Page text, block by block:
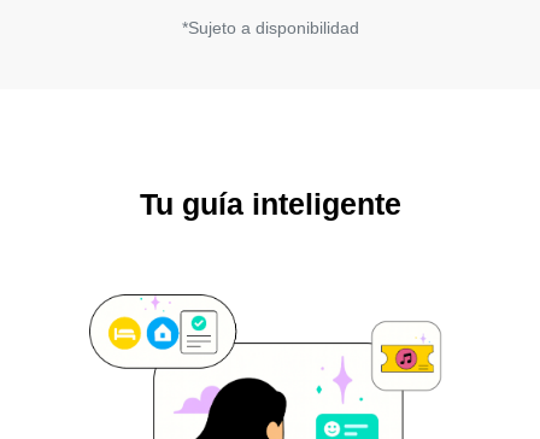
*Sujeto a disponibilidad
Tu guía inteligente